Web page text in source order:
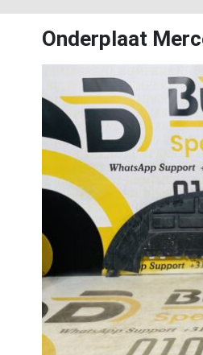
Onderplaat